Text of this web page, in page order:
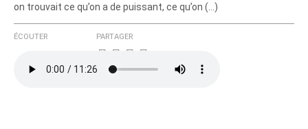
on trouvait ce qu’on a de puissant, ce qu’on (…)
ÉCOUTER PARTAGER